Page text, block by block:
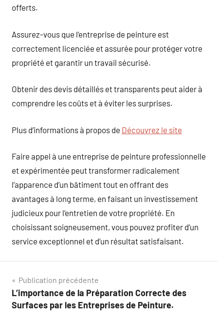
offerts.
Assurez-vous que l’entreprise de peinture est
correctement licenciée et assurée pour protéger votre
propriété et garantir un travail sécurisé.
Obtenir des devis détaillés et transparents peut aider à
comprendre les coûts et à éviter les surprises.
Plus d’informations à propos de Découvrez le site
Faire appel à une entreprise de peinture professionnelle
et expérimentée peut transformer radicalement
l’apparence d’un bâtiment tout en offrant des
avantages à long terme, en faisant un investissement
judicieux pour l’entretien de votre propriété. En
choisissant soigneusement, vous pouvez profiter d’un
service exceptionnel et d’un résultat satisfaisant.
Navigation
de
Publication précédente
L’importance de la Préparation Correcte des
Surfaces par les Entreprises de Peinture.